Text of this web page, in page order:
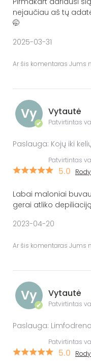
nejaučiau aš tų
🤭
2025-03-31
Ar šis komentaras Jums
Vy
✔
Vytautė
Patvirtintas
Paslauga: Kojų iki
Patvirtintas
5.0
Labai maloniai
gerai atliko
2023-04-20
Ar šis komentaras Jums
Vy
✔
Vytautė
Patvirtintas
Paslauga:
Patvirtintas
5.0